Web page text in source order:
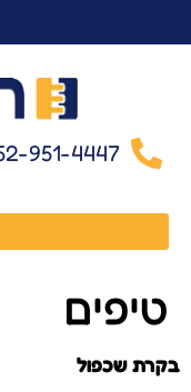
951-4447
טיפים
בקרת שכפול